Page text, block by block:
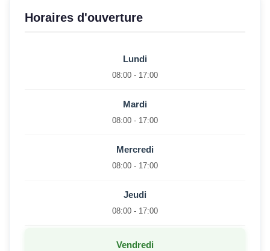
Horaires d'ouverture
Lundi
08:00 - 17:00
Mardi
08:00 - 17:00
Mercredi
08:00 - 17:00
Jeudi
08:00 - 17:00
Vendredi